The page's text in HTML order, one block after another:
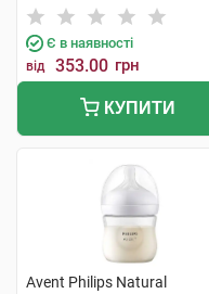
Є в наявності
від 353.00 грн
КУПИТИ
Avent Philips Natural